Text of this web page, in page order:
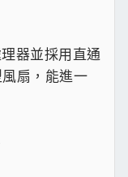
器並採用直通
扇，能進一